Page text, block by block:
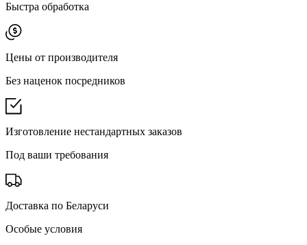
Быстра обработка
Цены от производителя
Без наценок посредников
Изготовление нестандартных заказов
Под ваши требования
Доставка по Беларуси
Особые условия